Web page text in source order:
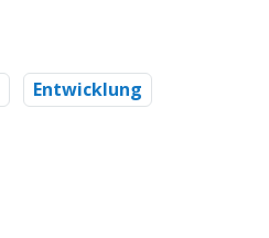
Entwicklung